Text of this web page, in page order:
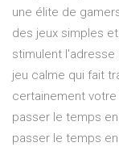
une élite de
des jeux simples
stimulent l'adresse
jeu calme qui fait
certainement
passer le temps en
passer le temps